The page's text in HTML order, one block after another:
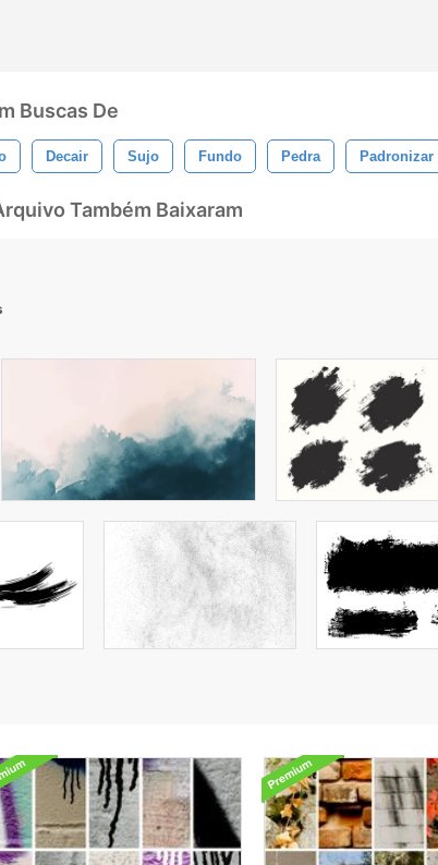
Buscas De
Decair Sujo Fundo Pedra Padronizar
Também Baixaram